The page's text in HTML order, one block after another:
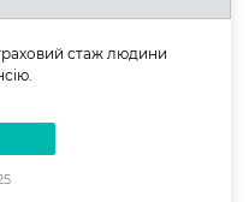
стаж людини